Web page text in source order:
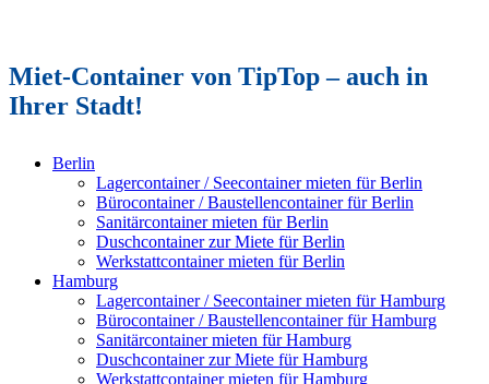
Miet-Container von TipTop – auch in
Ihrer Stadt!
Berlin
Lagercontainer / Seecontainer mieten für Berlin
Bürocontainer / Baustellencontainer für Berlin
Sanitärcontainer mieten für Berlin
Duschcontainer zur Miete für Berlin
Werkstattcontainer mieten für Berlin
Hamburg
Lagercontainer / Seecontainer mieten für Hamburg
Bürocontainer / Baustellencontainer für Hamburg
Sanitärcontainer mieten für Hamburg
Duschcontainer zur Miete für Hamburg
Werkstattcontainer mieten für Hamburg